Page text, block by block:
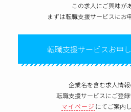
この求人にご興味が
まずは転職支援サービスにお
転職支援サービスお申し
企業名を含む求人情報
転職支援サービスにご登
マイページ にてご案内